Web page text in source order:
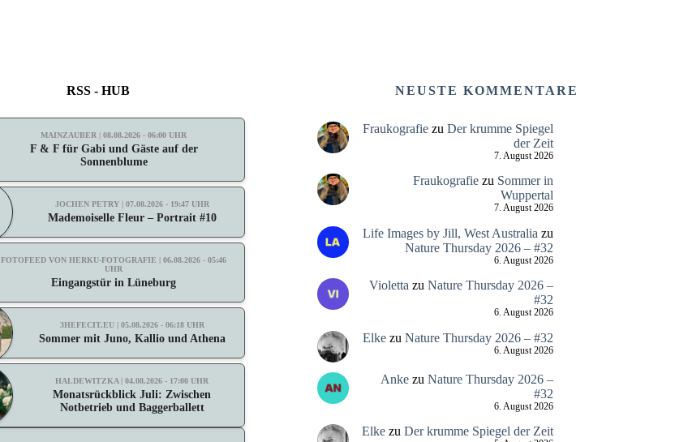
RSS - HUB
MAINZAUBER | 08.08.2026 - 06:00 UHR
F & F für Gabi und Gäste auf der
Sonnenblume
JOCHEN PETRY | 07.08.2026 - 19:47 UHR
Mademoiselle Fleur – Portrait #10
FOTOFEED VON HERKU-FOTOGRAFIE | 06.08.2026 - 05:46
UHR
Eingangstür in Lüneburg
3HEFECIT.EU | 05.08.2026 - 06:18 UHR
Sommer mit Juno, Kallio und Athena
HALDEWITZKA | 04.08.2026 - 17:00 UHR
Monatsrückblick Juli: Zwischen
Notbetrieb und Baggerballett
NEUSTE KOMMENTARE
Fraukografiezu Der krumme Spiegel
der Zeit
7. August 2026
Fraukografiezu Sommer in
Wuppertal
7. August 2026
Life Images by Jill, West Australia zu
Nature Thursday 2026 – #32
6. August 2026
Violettazu Nature Thursday 2026 –
#32
6. August 2026
Elkezu Nature Thursday 2026 – #32
6. August 2026
Ankezu Nature Thursday 2026 –
#32
6. August 2026
Elkezu Der krumme Spiegel der Zeit